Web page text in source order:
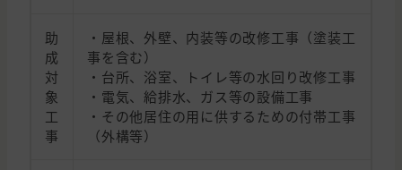
助
成
対
象
工
事
・屋根、外壁、内装等の改修工事（塗装工
事を含む）
・台所、浴室、トイレ等の水回り改修工事
・電気、給排水、ガス等の設備工事
・その他居住の用に供するための付帯工事
（外構等）